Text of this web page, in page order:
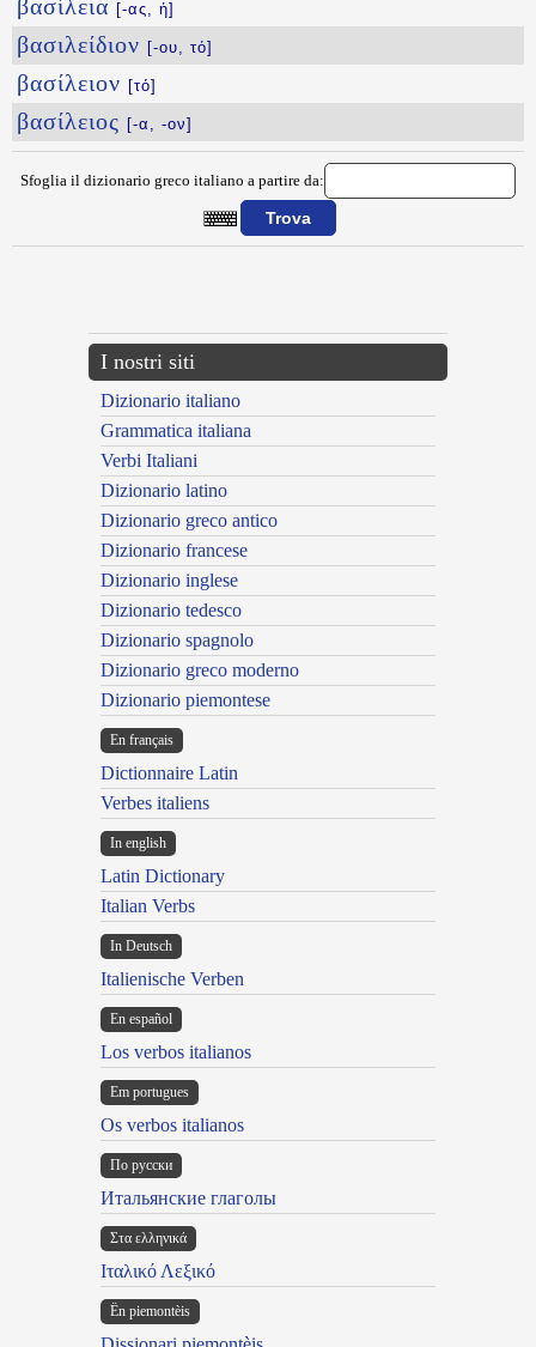
βασίλεια [-ας, ἡ]
βασιλείδιον [-ου, τό]
βασίλειον [τό]
βασίλειος [-α, -ον]
Sfoglia il dizionario greco italiano a partire da:
I nostri siti
Dizionario italiano
Grammatica italiana
Verbi Italiani
Dizionario latino
Dizionario greco antico
Dizionario francese
Dizionario inglese
Dizionario tedesco
Dizionario spagnolo
Dizionario greco moderno
Dizionario piemontese
En français
Dictionnaire Latin
Verbes italiens
In english
Latin Dictionary
Italian Verbs
In Deutsch
Italienische Verben
En español
Los verbos italianos
Em portugues
Os verbos italianos
По русски
Итальянские глаголы
Στα ελληνικά
Ιταλικό Λεξικό
Ën piemontèis